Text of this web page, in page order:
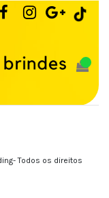
Todos os direitos